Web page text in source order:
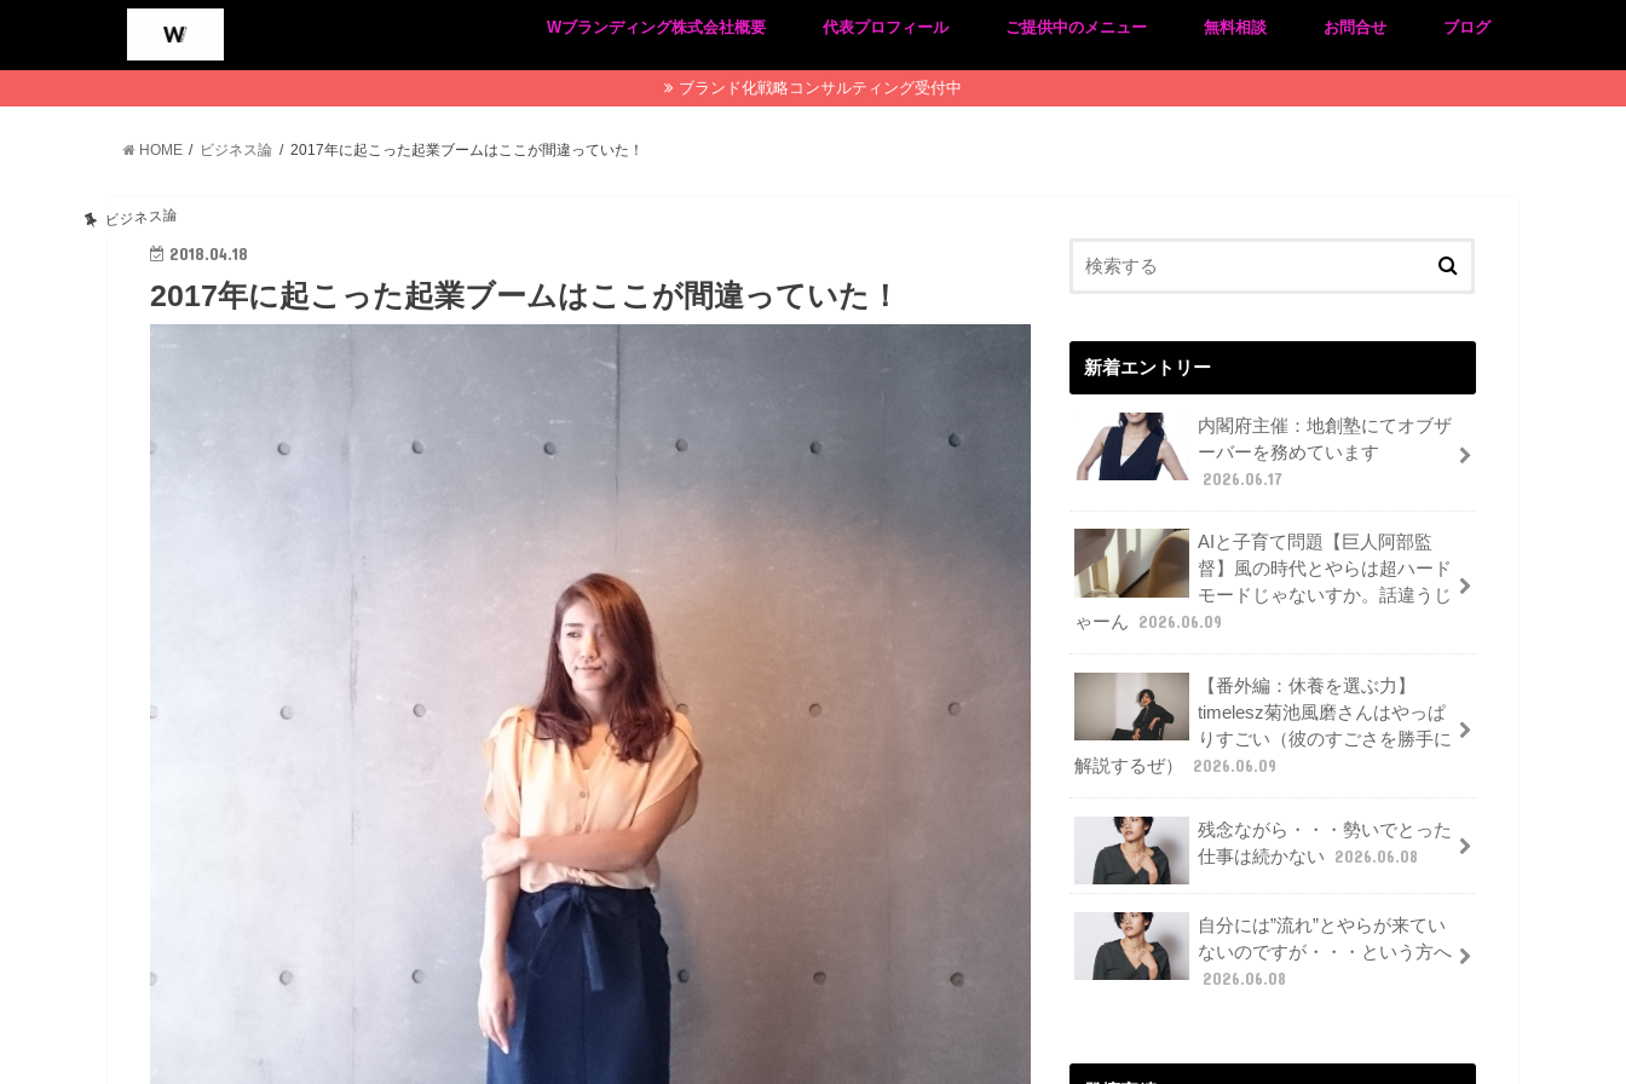
Wブランディング株式会社概要
プライバシーポリシー
特定商取引法に基づく表記
代表プロフィール ご提供中のメニュー 無料相談 お問合せ ブログ
ブランド化戦略コンサルティング受付中
HOME ビジネス論 2017年に起こった起業ブームはここが間違っていた！
ビジネス論
2018.04.18
2017年に起こった起業ブームはここが間違っていた！
新着エントリー
内閣府主催：地創塾にてオブザ
ーバーを務めています
2026.06.17
AIと子育て問題【巨人阿部監
督】風の時代とやらは超ハード
モードじゃないすか。話違うじ
ゃーん
2026.06.09
【番外編：休養を選ぶ力】
timelesz菊池風磨さんはやっぱ
りすごい（彼のすごさを勝手に
解説するぜ）
2026.06.09
残念ながら・・・勢いでとった
仕事は続かない
2026.06.08
自分には”流れ”とやらが来てい
ないのですが・・・という方へ
2026.06.08